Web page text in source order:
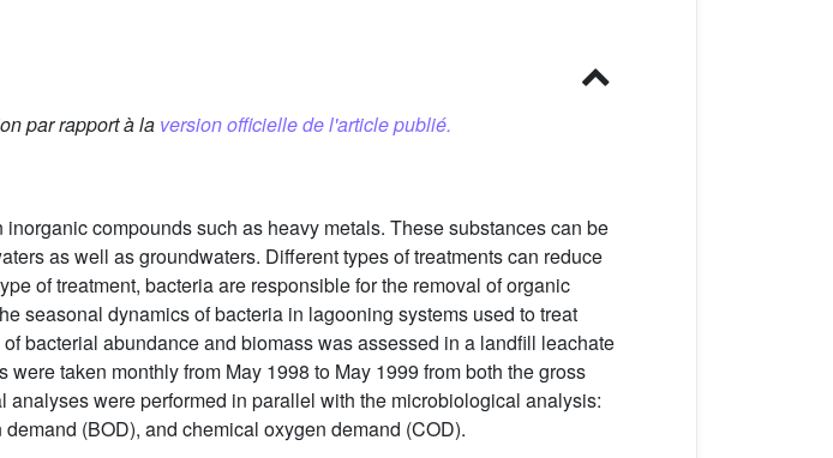
par rapport à la version officielle de l'article publié.
compounds such as heavy metals. These substances can be
as well as groundwaters. Different types of treatments can reduce
of treatment, bacteria are responsible for the removal of organic
seasonal dynamics of bacteria in lagooning systems used to treat
bacterial abundance and biomass was assessed in a landfill leachate
taken monthly from May 1998 to May 1999 from both the gross
were performed in parallel with the microbiological analysis:
(BOD), and chemical oxygen demand (COD).